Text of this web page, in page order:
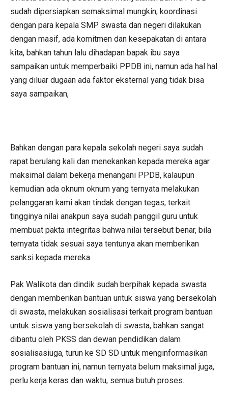
sudah dipersiapkan semaksimal mungkin, koordinasi
dengan para kepala SMP swasta dan negeri dilakukan
dengan masif, ada komitmen dan kesepakatan di antara
kita, bahkan tahun lalu dihadapan bapak ibu saya
sampaikan untuk memperbaiki PPDB ini, namun ada hal hal
yang diluar dugaan ada faktor eksternal yang tidak bisa
saya sampaikan,
Bahkan dengan para kepala sekolah negeri saya sudah
rapat berulang kali dan menekankan kepada mereka agar
maksimal dalam bekerja menangani PPDB, kalaupun
kemudian ada oknum oknum yang ternyata melakukan
pelanggaran kami akan tindak dengan tegas, terkait
tingginya nilai anakpun saya sudah panggil guru untuk
membuat pakta integritas bahwa nilai tersebut benar, bila
ternyata tidak sesuai saya tentunya akan memberikan
sanksi kepada mereka.
Pak Walikota dan dindik sudah berpihak kepada swasta
dengan memberikan bantuan untuk siswa yang bersekolah
di swasta, melakukan sosialisasi terkait program bantuan
untuk siswa yang bersekolah di swasta, bahkan sangat
dibantu oleh PKSS dan dewan pendidikan dalam
sosialisasiuga, turun ke SD SD untuk menginformasikan
program bantuan ini, namun ternyata belum maksimal juga,
perlu kerja keras dan waktu, semua butuh proses.